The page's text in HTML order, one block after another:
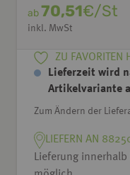
ab70,51€/St
inkl. MwSt
ZU FAVORITEN
Lieferzeit wird
Artikelvariante
Zum Ändern der
LIEFERN AN
Lieferung